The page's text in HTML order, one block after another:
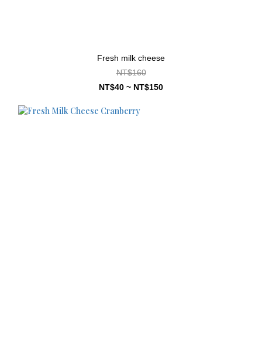
Fresh milk cheese
NT$160
NT$40 ~ NT$150